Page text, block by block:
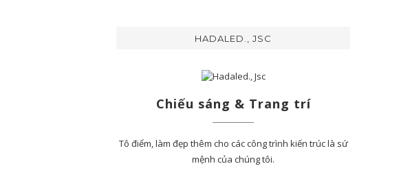
HADALED., JSC
Chiếu sáng & Trang trí
Tô điểm, làm đẹp thêm cho các công trình kiến trúc là sứ
mệnh của chúng tôi.